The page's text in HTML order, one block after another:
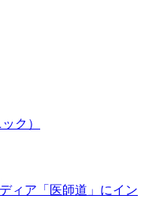
ク）
ィア「医師道」にイン